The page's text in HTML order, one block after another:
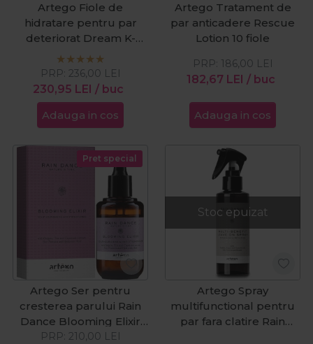
Artego Fiole de
hidratare pentru par
deteriorat Dream K-
Lotion 12 fiole
230,95 LEI / buc
PRP: 236,00 LEI
Adauga in cos
Artego Tratament de
par anticadere Rescue
Lotion 10 fiole
182,67 LEI / buc
PRP: 186,00 LEI
Adauga in cos
Pret special
Artego Ser pentru
cresterea parului Rain
Dance Blooming Elixir
50ml
PRP: 210,00 LEI
Stoc epuizat
Artego Spray
multifunctional pentru
par fara clatire Rain